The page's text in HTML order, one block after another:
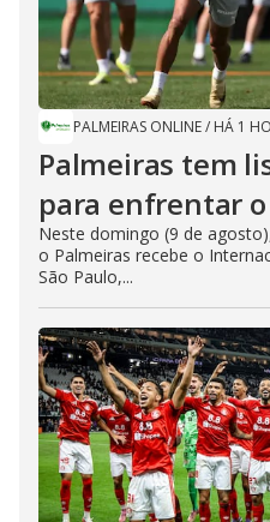
PALMEIRAS ONLINE/ HÁ 1
Palmeiras tem
para enfrentar
Neste domingo (9 de
o Palmeiras recebe o
São Paulo,...